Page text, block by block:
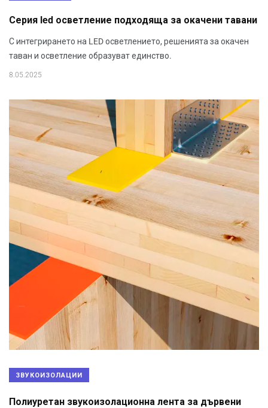
Серия led осветление подходяща за окачени тавани
С интегрирането на LED осветлението, решенията за окачен
таван и осветление образуват единство.
8.05.2025
ЗВУКОИЗОЛАЦИИ
Полиуретан звукоизолационна лента за дървени